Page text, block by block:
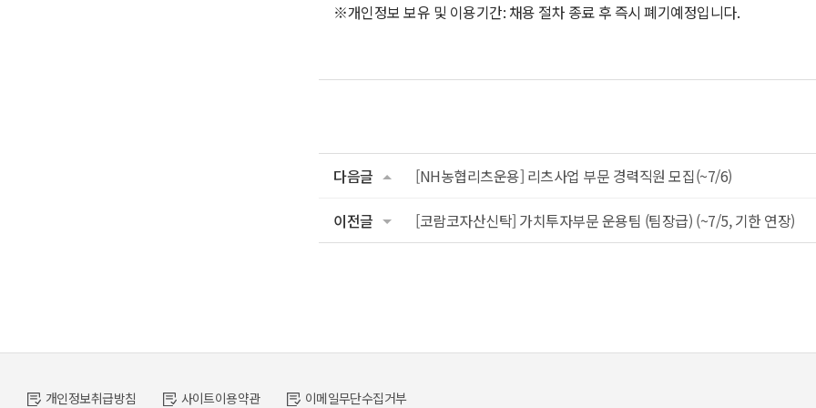
※개인정보 보유 및 이용기간: 채용 절차 종료 후 즉시 폐기예정입니다.
다음글 [NH농협리츠운용] 리츠사업 부문 경력직원 모집(~7/6)
이전글 [코람코자산신탁] 가치투자부문 운용팀 (팀장급) (~7/5, 기한 연장)
개인정보취급방침 사이트이용약관 이메일무단수집거부